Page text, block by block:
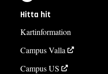
Hitta hit
Kartinformation
Campus Valla
Campus US